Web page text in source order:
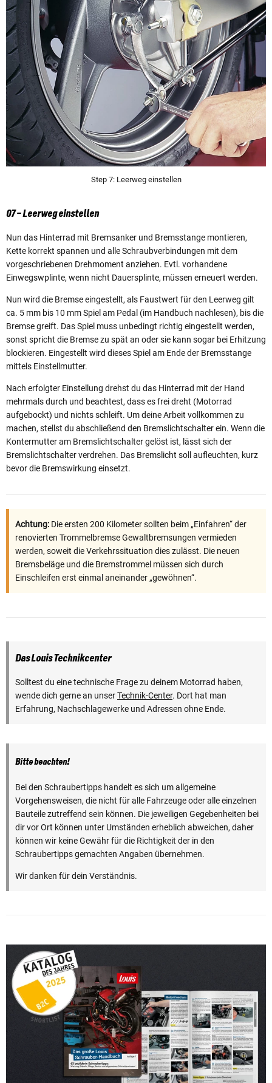
Step 7: Leerweg einstellen
07 – Leerweg einstellen
Nun das Hinterrad mit Bremsanker und Bremsstange montieren,
Kette korrekt spannen und alle Schraubverbindungen mit dem
vorgeschriebenen Drehmoment anziehen. Evtl. vorhandene
Einwegswplinte, wenn nicht Dauersplinte, müssen erneuert werden.
Nun wird die Bremse eingestellt, als Faustwert für den Leerweg gilt
ca. 5 mm bis 10 mm Spiel am Pedal (im Handbuch nachlesen), bis die
Bremse greift. Das Spiel muss unbedingt richtig eingestellt werden,
sonst spricht die Bremse zu spät an oder sie kann sogar bei Erhitzung
blockieren. Eingestellt wird dieses Spiel am Ende der Bremsstange
mittels Einstellmutter.
Nach erfolgter Einstellung drehst du das Hinterrad mit der Hand
mehrmals durch und beachtest, dass es frei dreht (Motorrad
aufgebockt) und nichts schleift. Um deine Arbeit vollkommen zu
machen, stellst du abschließend den Bremslichtschalter ein. Wenn die
Kontermutter am Bremslichtschalter gelöst ist, lässt sich der
Bremslichtschalter verdrehen. Das Bremslicht soll aufleuchten, kurz
bevor die Bremswirkung einsetzt.
Achtung: Die ersten 200 Kilometer sollten beim „Einfahren“ der
renovierten Trommelbremse Gewaltbremsungen vermieden
werden, soweit die Verkehrssituation dies zulässt. Die neuen
Bremsbeläge und die Bremstrommel müssen sich durch
Einschleifen erst einmal aneinander „gewöhnen“.
Das Louis Technikcenter
Solltest du eine technische Frage zu deinem Motorrad haben,
wende dich gerne an unserTechnik-Center. Dort hat man
Erfahrung, Nachschlagewerke und Adressen ohne Ende.
Bitte beachten!
Bei den Schraubertipps handelt es sich um allgemeine
Vorgehensweisen, die nicht für alle Fahrzeuge oder alle einzelnen
Bauteile zutreffend sein können. Die jeweiligen Gegebenheiten bei
dir vor Ort können unter Umständen erheblich abweichen, daher
können wir keine Gewähr für die Richtigkeit der in den
Schraubertipps gemachten Angaben übernehmen.
Wir danken für dein Verständnis.